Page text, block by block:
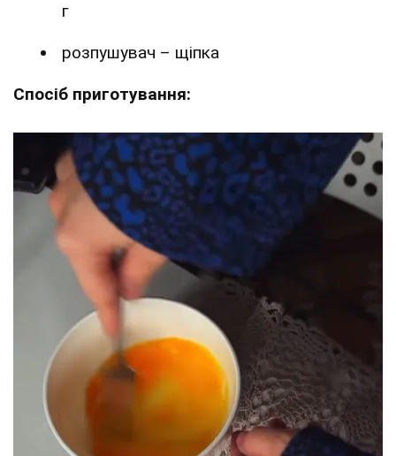
г
розпушувач – щіпка
Спосіб приготування: